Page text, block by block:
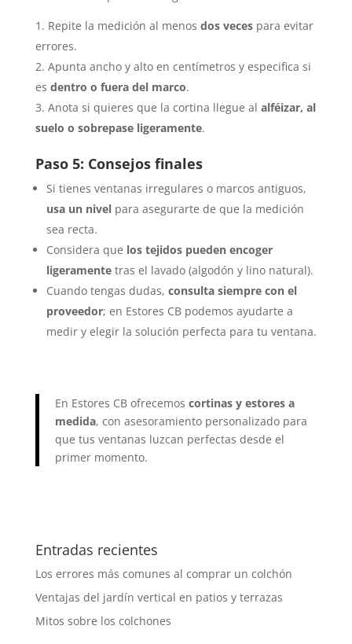
Repite la medición al menos dos vecespara evitar
errores.
Apunta ancho y alto en centímetros y especifica si
es dentro o fuera del marco.
Anota si quieres que la cortina llegue al alféizar, al
suelo o sobrepase ligeramente.
Paso 5: Consejos finales
Si tienes ventanas irregulares o marcos antiguos,
usa un nivelpara asegurarte de que la medición
sea recta.
Considera que los tejidos pueden encoger
ligeramentetras el lavado (algodón y lino natural).
Cuando tengas dudas, consulta siempre con el
proveedor; en Estores CB podemos ayudarte a
medir y elegir la solución perfecta para tu ventana.
En Estores CB ofrecemos cortinas y estores a
medida, con asesoramiento personalizado para
que tus ventanas luzcan perfectas desde el
primer momento.
Entradas recientes
Los errores más comunes al comprar un colchón
Ventajas del jardín vertical en patios y terrazas
Mitos sobre los colchones